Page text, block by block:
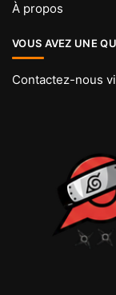
À propos
VOUS AVEZ UNE
Contactez-nous